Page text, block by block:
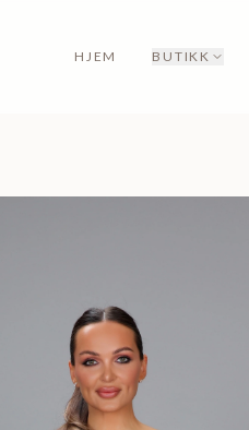
HJEM BUTIKK